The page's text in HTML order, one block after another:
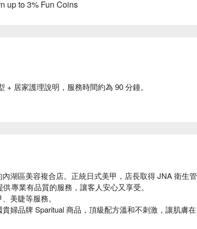
up to 3% Fun Coins
+ 居家護理說明，服務時間約為 90 分鐘。
湖區美容複合店。正統日式美甲，店長取得 JNA 衛生管
專業有品質的服務，讓客人安心又享受。
美睫等服務。
婦品牌 Sparitual 商品，頂級配方溫和不刺激，讓肌膚在